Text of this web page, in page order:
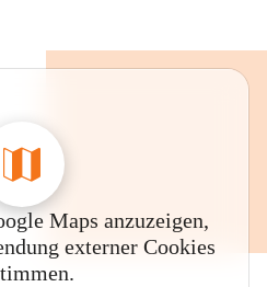
Maps anzuzeigen,
externer Cookies